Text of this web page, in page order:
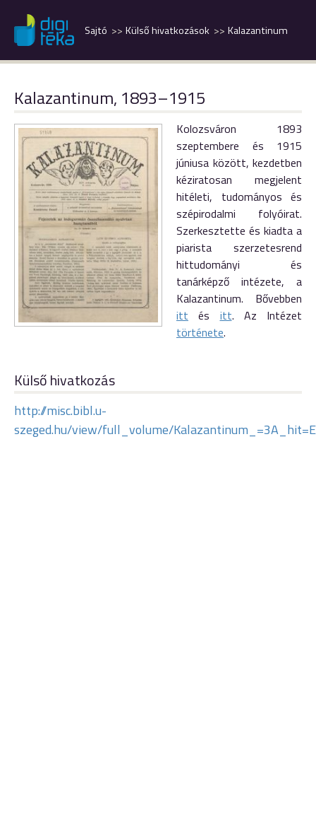
Kalazantinum
Külső hivatkozások
Sajtó
Kalazantinum, 1893–1915
Kolozsváron 1893
szeptembere és 1915
júniusa között, kezdetben
kéziratosan megjelent
hitéleti, tudományos és
szépirodalmi folyóirat.
Szerkesztette és kiadta a
piarista szerzetesrend
hittudományi és
tanárképző intézete, a
Kalazantinum. Bővebben
itt és itt. Az Intézet
története.
Külső hivatkozás
http://misc.bibl.u-
szeged.hu/view/full_volume/